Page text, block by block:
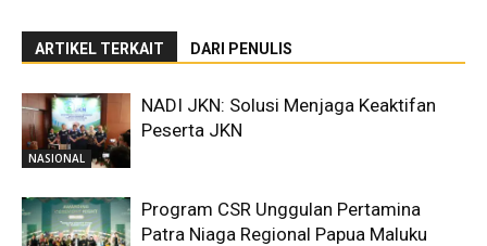
ARTIKEL TERKAIT DARI PENULIS
NASIONAL
NADI JKN: Solusi Menjaga Keaktifan
Peserta JKN
Program CSR Unggulan Pertamina
Patra Niaga Regional Papua Maluku